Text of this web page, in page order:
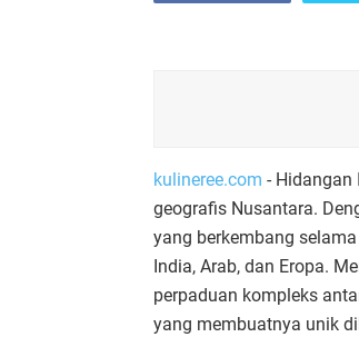
kulineree.com - Hidangan
geografis Nusantara.
yang berkembang
India, Arab, dan Eropa.
perpaduan kompleks
yang membuatnya unik